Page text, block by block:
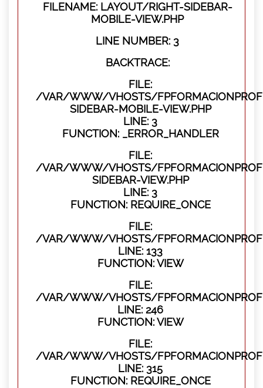
FILENAME: LAYOUT/RIGHT-SIDEBAR-
MOBILE-VIEW.PHP
LINE NUMBER: 3
BACKTRACE:
FILE:
/VAR/WWW/VHOSTS/
SIDEBAR-MOBILE-VIEW.PHP
LINE: 3
FUNCTION: _ERROR_HANDLER
FILE:
/VAR/WWW/VHOSTS/
SIDEBAR-VIEW.PHP
LINE: 3
FUNCTION: REQUIRE_ONCE
FILE:
/VAR/WWW/VHOSTS/
LINE: 133
FUNCTION: VIEW
FILE:
/VAR/WWW/VHOSTS/
LINE: 246
FUNCTION: VIEW
FILE:
/VAR/WWW/VHOSTS/
LINE: 315
FUNCTION: REQUIRE_ONCE